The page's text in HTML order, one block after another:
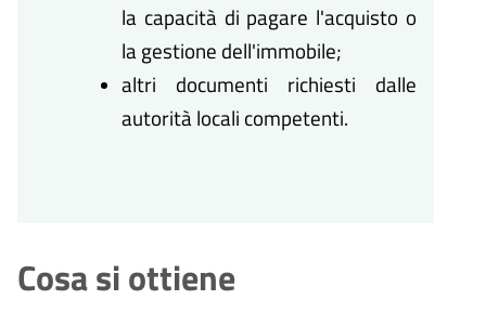
la capacità di pagare l'acquisto o
la gestione dell'immobile;
altri documenti richiesti dalle
autorità locali competenti.
Cosa si ottiene